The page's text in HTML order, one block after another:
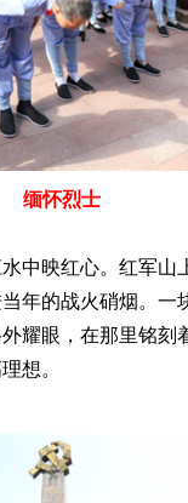
缅怀烈士
映红心。红军山
年的战火硝烟。一
耀眼，在那里铭刻
想。